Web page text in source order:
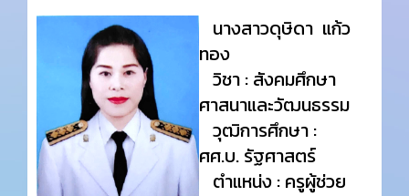
นางสาวดุษิดา แก้ว
ทอง
วิชา : สังคมศึกษา
ศาสนาและวัฒนธรรม
วุฒิการศึกษา :
ศศ.บ. รัฐศาสตร์
ตำแหน่ง : ครูผู้ช่วย